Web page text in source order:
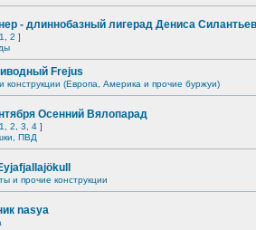
- длиннобазный лигерад Дениса
1 2 ]
Frejus
конструкции (Европа, Америка и прочие буржуи)
Осенний Вялопарад
1 2 3 4 ]
ПВД
и прочие конструкции
nasya